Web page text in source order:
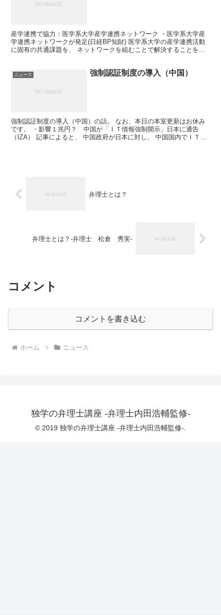
産学連携で協力：医学系大学産学連携ネットワーク ・医学系大学産
学連携ネットワークが発足(日経BP知財) 医学系大学の産学連携活動
に固有の共通課題を、 ネットワークを組むことで解決することを目
ニュース 強制認証制度の導入（中国）
強制認証制度の導入（中国）の話。 なお、本日の本室更新はお休み
です。 ・影響１兆円？ 中国が「ＩＴ情報強制開示」日本に通告
（IZA） 記事によると、 中国政府が日本に対し、 中国国内でＩＴ
弁理士とは？
弁理士とは？-弁理士 松倉 秀実-
コメント
コメントを書き込む
ホーム ニュース
独学の弁理士講座 -弁理士内田浩輔監修-
© 2019 独学の弁理士講座 -弁理士内田浩輔監修-.